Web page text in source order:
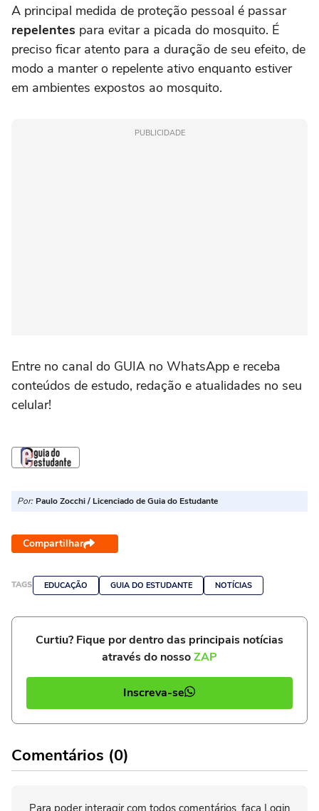
A principal medida de proteção pessoal é passar
repelentes para evitar a picada do mosquito. É
preciso ficar atento para a duração de seu efeito, de
modo a manter o repelente ativo enquanto estiver
em ambientes expostos ao mosquito.
PUBLICIDADE
Entre no canal do GUIA no WhatsApp e receba
conteúdos de estudo, redação e atualidades no seu
celular!
Por: Paulo Zocchi / Licenciado de Guia do Estudante
Compartilhar
TAGS EDUCAÇÃO GUIA DO ESTUDANTE NOTÍCIAS
Curtiu? Fique por dentro das principais notícias
através do nossoZAP
Inscreva-se
Comentários (0)
Para poder interagir com todos comentários, faça Login